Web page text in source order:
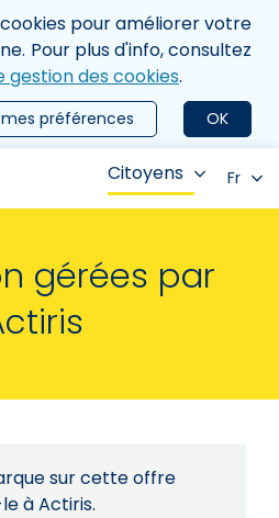
pour améliorer votre
Pour plus d'info, consultez
gestion des cookies.
OK
préférences
Citoyens Fr
gérées par
sur cette offre
à Actiris.